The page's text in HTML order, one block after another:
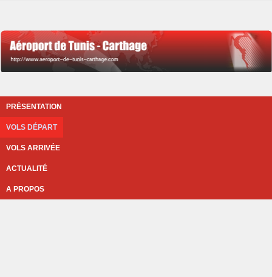
PRÉSENTATION
VOLS DÉPART
VOLS ARRIVÉE
ACTUALITÉ
A PROPOS